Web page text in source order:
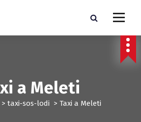
a Meleti
> taxi-sos-lodi > Taxi a Meleti